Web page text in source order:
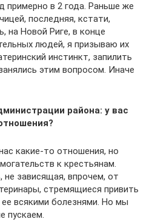
примерно в 2 года. Раньше же
последняя, кстати,
на Новой Риге, в конце
людей, я призываю их
инстинкт, запилить
этим вопросом. Иначе
района: у вас
какие-то отношения, но
к крестьянам.
не зависящая, впрочем, от
стремящиеся привить
всякими болезнями. Но мы
пускаем.